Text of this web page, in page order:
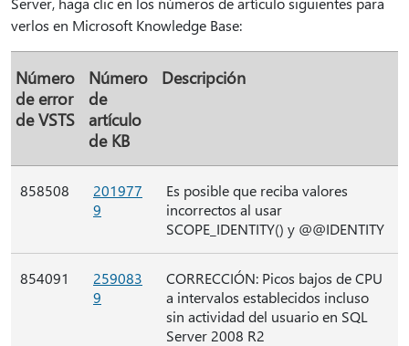
verlos en Microsoft Knowledge Base:
Número
de error
de VSTS
Número
de
artículo
de KB
Descripción
858508
201977
9
Es posible que reciba valores
incorrectos al usar
SCOPE_IDENTITY() y @@IDENTITY
854091
259083
9
CORRECCIÓN: Picos bajos de CPU
a intervalos establecidos incluso
sin actividad del usuario en SQL
Server 2008 R2